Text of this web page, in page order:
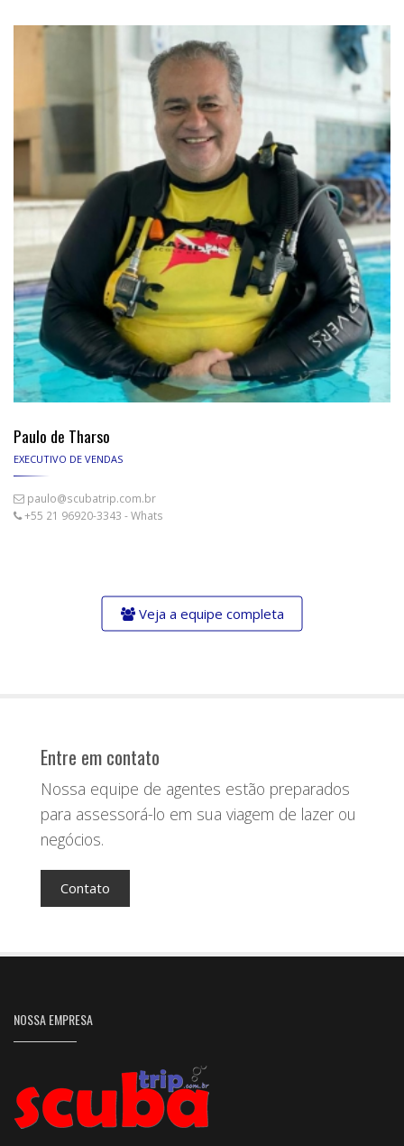
Paulo de Tharso
EXECUTIVO DE VENDAS
paulo@scubatrip.com.br
+55 21 96920-3343 - Whats
Veja a equipe completa
Entre em contato
Nossa equipe de agentes estão preparados
para assessorá-lo em sua viagem de lazer ou
negócios.
Contato
NOSSA EMPRESA